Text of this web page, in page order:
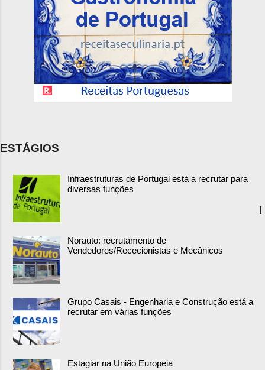
ESTÁGIOS
Infraestruturas de Portugal está a recrutar para
diversas funções
Norauto: recrutamento de
Vendedores/Rececionistas e Mecânicos
Grupo Casais - Engenharia e Construção está a
recrutar em várias funções
Estagiar na União Europeia
I